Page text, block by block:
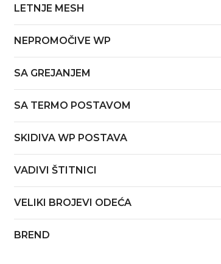
LETNJE MESH
NEPROMOČIVE WP
SA GREJANJEM
SA TERMO POSTAVOM
SKIDIVA WP POSTAVA
VADIVI ŠTITNICI
VELIKI BROJEVI ODEĆA
BREND